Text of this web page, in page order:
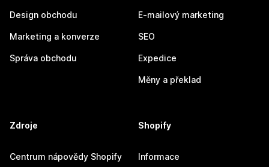
Design obchodu
Marketing a konverze
Správa obchodu
E-mailový marketing
SEO
Expedice
Měny a překlad
Zdroje
Centrum nápovědy Shopify
Shopify
Informace